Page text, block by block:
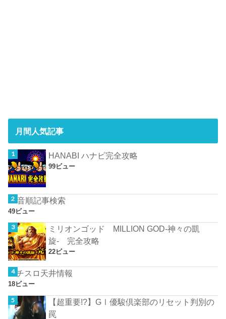
月間人気記事
HANABI ハナビ完全攻略
99ビュー
50音順記事検索
49ビュー
ミリオンゴッド MILLION GOD-神々の凱
旋- 完全攻略
22ビュー
パチスロ天井情報
18ビュー
【超重要!?】GⅠ優駿倶楽部のリセット判別の
罠